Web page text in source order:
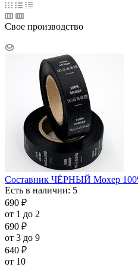
Свое производство
Составник ЧЁРНЫЙ Мохер
Есть в наличии: 5
690 ₽
от 1 до 2
690 ₽
от 3 до 9
640 ₽
от 10